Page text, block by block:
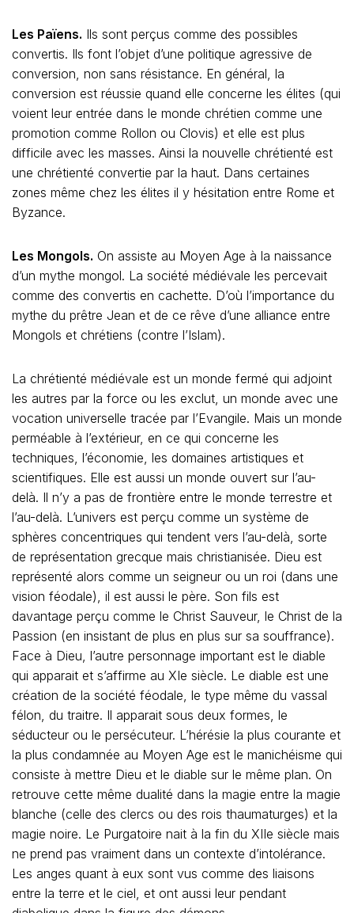
Les Païens. Ils sont perçus comme des possibles
convertis. Ils font l’objet d’une politique agressive de
conversion, non sans résistance. En général, la
conversion est réussie quand elle concerne les élites (qui
voient leur entrée dans le monde chrétien comme une
promotion comme Rollon ou Clovis) et elle est plus
difficile avec les masses. Ainsi la nouvelle chrétienté est
une chrétienté convertie par la haut. Dans certaines
zones même chez les élites il y hésitation entre Rome et
Byzance.
Les Mongols. On assiste au Moyen Age à la naissance
d’un mythe mongol. La société médiévale les percevait
comme des convertis en cachette. D’où l’importance du
mythe du prêtre Jean et de ce rêve d’une alliance entre
Mongols et chrétiens (contre l’Islam).
La chrétienté médiévale est un monde fermé qui adjoint
les autres par la force ou les exclut, un monde avec une
vocation universelle tracée par l’Evangile. Mais un monde
perméable à l’extérieur, en ce qui concerne les
techniques, l’économie, les domaines artistiques et
scientifiques. Elle est aussi un monde ouvert sur l’au-
delà. Il n’y a pas de frontière entre le monde terrestre et
l’au-delà. L’univers est perçu comme un système de
sphères concentriques qui tendent vers l’au-delà, sorte
de représentation grecque mais christianisée. Dieu est
représenté alors comme un seigneur ou un roi (dans une
vision féodale), il est aussi le père. Son fils est
davantage perçu comme le Christ Sauveur, le Christ de la
Passion (en insistant de plus en plus sur sa souffrance).
Face à Dieu, l’autre personnage important est le diable
qui apparait et s’affirme au XIe siècle. Le diable est une
création de la société féodale, le type même du vassal
félon, du traitre. Il apparait sous deux formes, le
séducteur ou le persécuteur. L’hérésie la plus courante et
la plus condamnée au Moyen Age est le manichéisme qui
consiste à mettre Dieu et le diable sur le même plan. On
retrouve cette même dualité dans la magie entre la magie
blanche (celle des clercs ou des rois thaumaturges) et la
magie noire. Le Purgatoire nait à la fin du XIIe siècle mais
ne prend pas vraiment dans un contexte d’intolérance.
Les anges quant à eux sont vus comme des liaisons
entre la terre et le ciel, et ont aussi leur pendant